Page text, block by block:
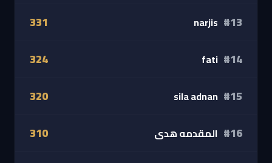
#13
narjis
331
#14
fati
324
#15
sila adnan
320
#16 المقدمه هدى
310